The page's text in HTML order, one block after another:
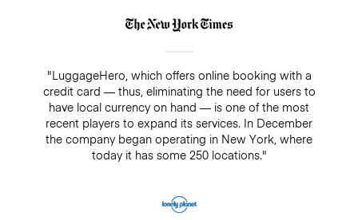
"LuggageHero, which offers online booking with a
credit card — thus, eliminating the need for users to
have local currency on hand — is one of the most
recent players to expand its services. In December
the company began operating in New York, where
today it has some 250 locations."